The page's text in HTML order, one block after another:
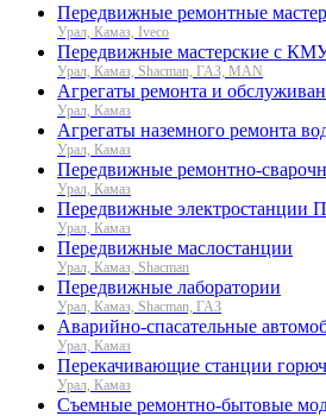
Передвижные ремонтные
Урал, Камаз, Iveco
Передвижные мастерские с
Урал, Камаз, Shacman, ГАЗ, MAN
Агрегаты ремонта и
Урал, Камаз
Агрегаты наземного ремонта
Урал, Камаз
Передвижные ремонтно-
Урал, Камаз
Передвижные электростанции
Урал, Камаз
Передвижные маслостанции
Урал, Камаз, Shacman
Передвижные лаборатории
Урал, Камаз, Shacman, ГАЗ
Аварийно-спасательные
Урал, Камаз
Перекачивающие станции
Урал, Камаз
Съемные ремонтно-бытовые